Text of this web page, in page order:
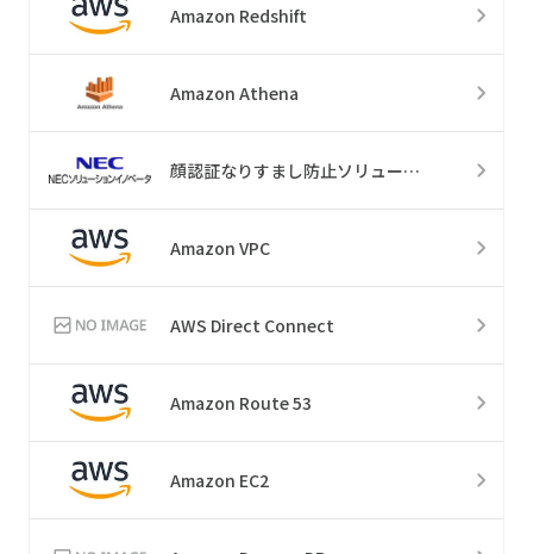
Amazon Redshift
Amazon Athena
顔認証なりすまし防止ソリューション
Amazon VPC
AWS Direct Connect
Amazon Route 53
Amazon EC2